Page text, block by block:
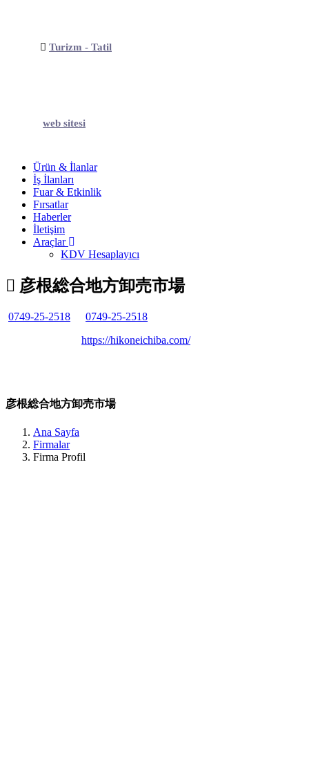
Turizm - Tatil
web sitesi
Ürün & İlanlar
İş İlanları
Fuar & Etkinlik
Fırsatlar
Haberler
İletişim
Araçlar
KDV Hesaplayıcı
彦根総合地方卸売市場
0749-25-2518 0749-25-2518
https://hikoneichiba.com/
彦根総合地方卸売市場
Ana Sayfa
Firmalar
Firma Profil